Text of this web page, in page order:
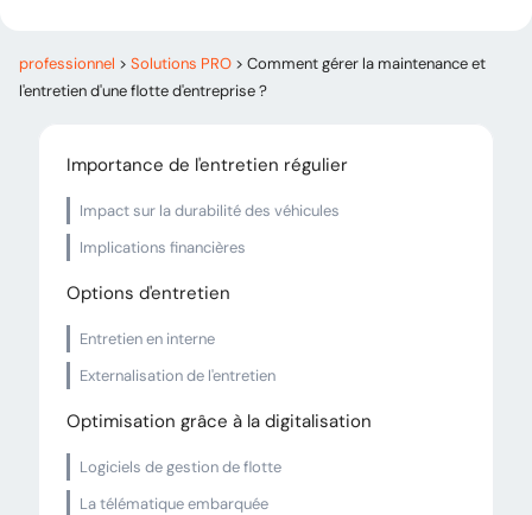
professionnel > Solutions PRO > Comment gérer la maintenance et
l'entretien d'une flotte d'entreprise ?
Importance de l'entretien régulier
Impact sur la durabilité des véhicules
Implications financières
Options d'entretien
Entretien en interne
Externalisation de l'entretien
Optimisation grâce à la digitalisation
Logiciels de gestion de flotte
La télématique embarquée